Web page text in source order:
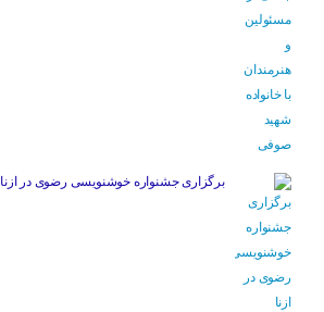
برگزاری جشنواره خوشنویسی رضوی در ازنا